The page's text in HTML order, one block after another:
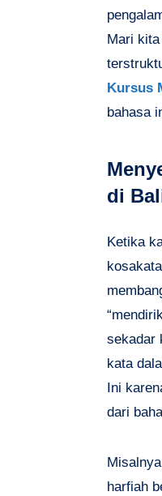
Mari
Kursus
bahasa
di
Ketika
sekadar
kata
Ini
dari
harfiah